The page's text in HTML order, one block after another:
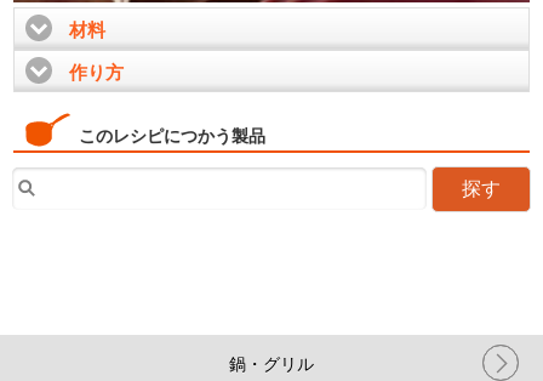
材料click to expand contents
作り方
このレシピにつかう製品
探す
鍋・グリル